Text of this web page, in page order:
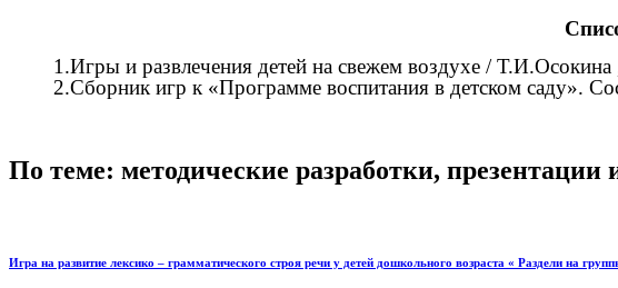
1.Игры и развлечения детей на свежем воздухе /
2.Сборник игр к «Программе воспитания в детском саду».
По теме: методические разработки, презентации
Игра на развитие лексико – грамматического строя речи у детей дошкольного возраста « Раздели на